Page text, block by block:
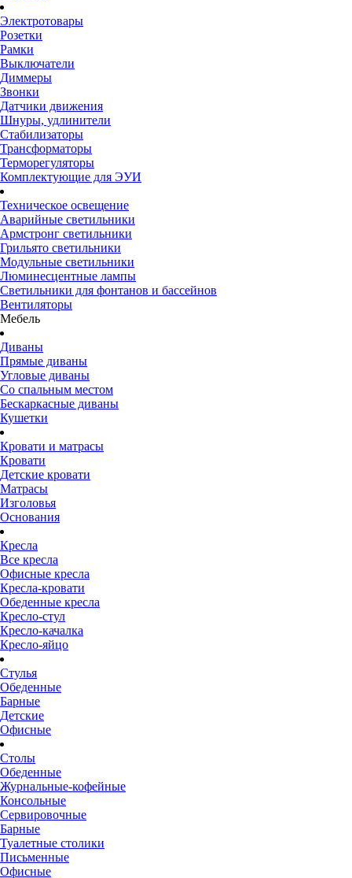
Электротовары
Розетки
Рамки
Выключатели
Диммеры
Звонки
Датчики движения
Шнуры, удлинители
Стабилизаторы
Трансформаторы
Терморегуляторы
Комплектующие для ЭУИ
Техническое освещение
Аварийные светильники
Армстронг светильники
Грильято светильники
Модульные светильники
Люминесцентные лампы
Светильники для фонтанов и бассейнов
Вентиляторы
Мебель
Диваны
Прямые диваны
Угловые диваны
Со спальным местом
Бескаркасные диваны
Кушетки
Кровати и матрасы
Кровати
Детские кровати
Матрасы
Изголовья
Основания
Кресла
Все кресла
Офисные кресла
Кресла-кровати
Обеденные кресла
Кресло-стул
Кресло-качалка
Кресло-яйцо
Стулья
Обеденные
Барные
Детские
Офисные
Столы
Обеденные
Журнальные-кофейные
Консольные
Сервировочные
Барные
Туалетные столики
Письменные
Офисные